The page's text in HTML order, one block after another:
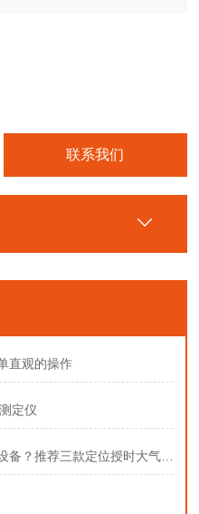
联系我们
直观的操作
定仪
新规下生态环境监测机构怎么选设备？推荐三款定位授时大气采样器